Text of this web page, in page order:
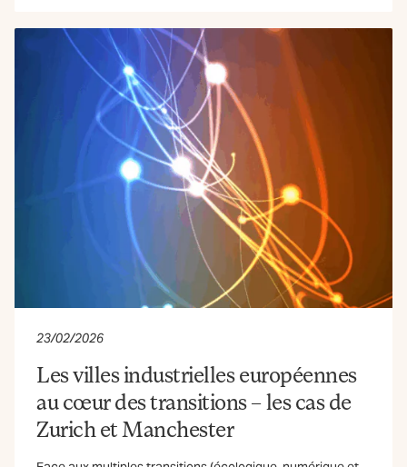
23/02/2026
Les villes industrielles européennes
au cœur des transitions – les cas de
Zurich et Manchester